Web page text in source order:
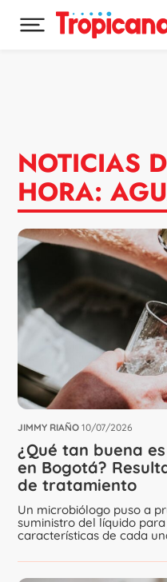
Desplegar menú
NOTICIAS
HORA:
JIMMY RIAÑO 10/07/2026
¿Qué tan buena
en Bogotá?
de tratamiento
Un microbiólogo puso a
suministro del líquido
características de cada